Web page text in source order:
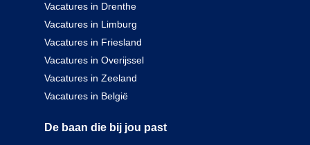
Vacatures in Drenthe
Vacatures in Limburg
Vacatures in Friesland
Vacatures in Overijssel
Vacatures in Zeeland
Vacatures in België
De baan die bij jou past